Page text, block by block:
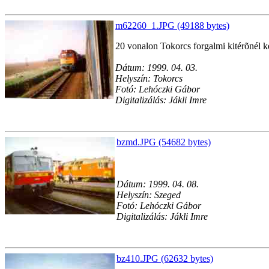
m62260_1.JPG (49188 bytes)
20 vonalon Tokorcs forgalmi kitérõnél
Dátum: 1999. 04. 03.
Helyszín: Tokorcs
Fotó: Lehóczki Gábor
Digitalizálás: Jákli Imre
bzmd.JPG (54682 bytes)
Dátum: 1999. 04. 08.
Helyszín: Szeged
Fotó: Lehóczki Gábor
Digitalizálás: Jákli Imre
bz410.JPG (62632 bytes)